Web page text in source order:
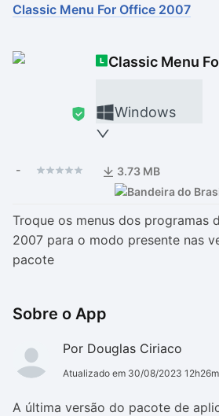
Classic Menu For Office 2007
Classic Menu
Windows
- 3.73 MB
Troque os menus dos programas
2007 para o modo presente nas
pacote
Sobre o App
Por Douglas Ciriaco
Atualizado em 30/08/2023
A última versão do pacote de